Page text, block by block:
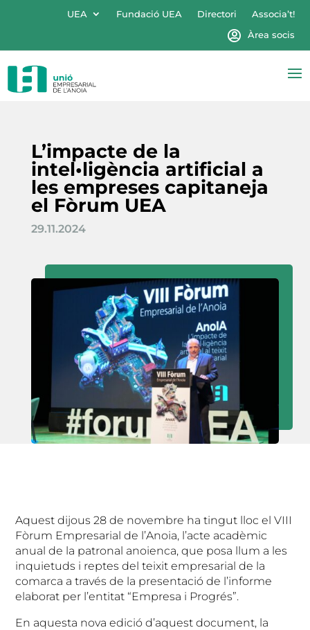
UEA Fundació UEA Directori
Associa’t!
Àrea socis
L’impacte de la
intel•ligència artificial a
les empreses capitaneja
el Fòrum UEA
29.11.2024
Aquest dijous 28 de novembre ha tingut lloc el VIII
Fòrum Empresarial de l’Anoia, l’acte acadèmic
anual de la patronal anoienca, que posa llum a les
inquietuds i reptes del teixit empresarial de la
comarca a través de la presentació de l’informe
elaborat per l’entitat “Empresa i Progrés”.
En aquesta nova edició d’aquest document, la